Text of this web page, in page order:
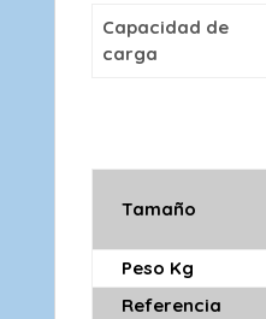
Capacidad de
carga
Tamaño
Peso Kg
Referencia